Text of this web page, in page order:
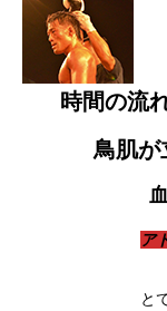
時間の流
鳥肌が
ア
と